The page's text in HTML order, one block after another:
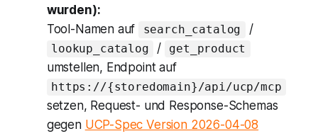
wurden):
Tool-Namen auf
search_catalog /
lookup_catalog / get_product
umstellen, Endpoint auf
https://{storedomain}/api/ucp/mcp
setzen, Request- und Response-Schemas
gegen UCP-Spec Version 2026-04-08